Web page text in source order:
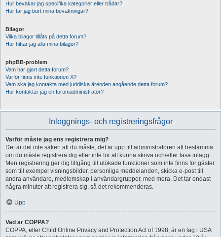
Hur bevakar jag specifika kategorier eller trådar?
Hur tar jag bort mina bevakningar?
Bilagor
Vilka bilagor tillåts på detta forum?
Hur hittar jag alla mina bilagor?
phpBB-problem
Vem har gjort detta forum?
Varför finns inte funktionen X?
Vem ska jag kontakta med juridiska ärenden angående detta forum?
Hur kontaktar jag en forumadministratör?
Inloggnings- och registreringsfrågor
Varför måste jag ens registrera mig?
Det är det inte säkert att du måste, det är upp till administratören att bestämma
om du måste registrera dig eller inte för att kunna skriva och/eller läsa inlägg.
Men registrering ger dig tillgång till utökade funktioner som inte finns för gäster
som till exempel visningsbilder, personliga meddelanden, skicka e-post till
andra användare, medlemskap i användargrupper, med mera. Det tar endast
några minuter att registrera sig, så det rekommenderas.
Upp
Vad är COPPA?
COPPA, eller Child Online Privacy and Protection Act of 1998, är en lag i USA